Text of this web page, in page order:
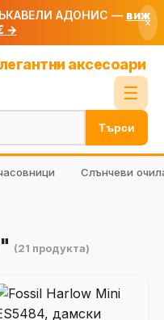
АДОНИС — виж
→
×
аксесоари
☰
Търси
Слънчеви
(21 продукта)